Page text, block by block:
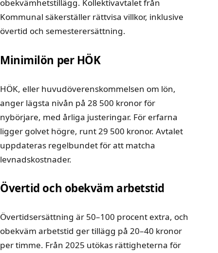
obekvämhetstillägg. Kollektivavtalet från
Kommunal säkerställer rättvisa villkor, inklusive
övertid och semesterersättning.
Minimilön per HÖK
HÖK, eller huvudöverenskommelsen om lön,
anger lägsta nivån på 28 500 kronor för
nybörjare, med årliga justeringar. För erfarna
ligger golvet högre, runt 29 500 kronor. Avtalet
uppdateras regelbundet för att matcha
levnadskostnader.
Övertid och obekväm arbetstid
Övertidsersättning är 50–100 procent extra, och
obekväm arbetstid ger tillägg på 20–40 kronor
per timme. Från 2025 utökas rättigheterna för